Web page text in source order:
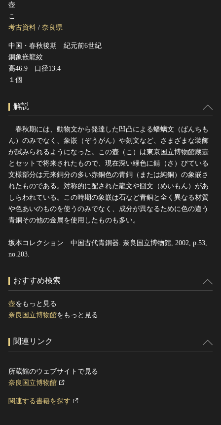
文化遺産データベース
壺
こ
考古資料 / 奈良県
中国・春秋後期 紀元前6世紀
銅象嵌龍紋
高46.9 口径13.4
１個
解説
春秋期には、動物文から発達した凹凸による蟠螭文（ばんちも
ん）のみでなく、象嵌（ぞうがん）や刻文など、さまざまな装飾
が試みられるようになった。この壺（こ）は東京国立博物館蔵壼
とセットで将来されたもので、現在深い緑色に錆（さ）びている
文様部分は元来銅分の多い赤銅色の青銅（または純銅）の象嵌さ
れたものである。対称的に配された龍文や囧文（めいもん）があ
しらわれている。この時期の象嵌は石など青銅と全く異なる材質
や色あいのものを使うのみでなく、成分が異なるために色の違う
青銅その他の金属を使用したものも多い。
坂本コレクション 中国古代青銅器. 奈良国立博物館, 2002, p.53,
no.203.
おすすめ検索
壺をもっと見る
奈良国立博物館をもっと見る
関連リンク
所蔵館のウェブサイトで見る
奈良国立博物館
関連する書籍を探す